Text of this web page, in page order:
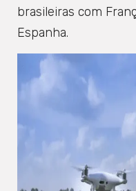
brasileiras com
Espanha.